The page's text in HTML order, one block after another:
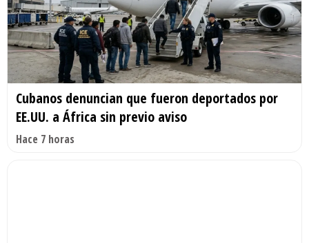
Cubanos denuncian que fueron deportados por
EE.UU. a África sin previo aviso
Hace 7 horas